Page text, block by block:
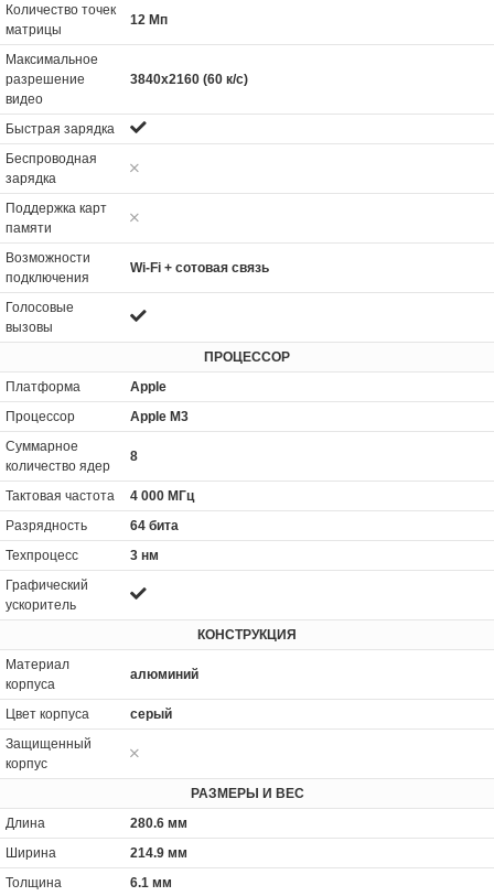
Количество точек
матрицы
12 Мп
Максимальное
разрешение
видео
3840x2160 (60 к/с)
Быстрая зарядка
Беспроводная
зарядка
Поддержка карт
памяти
Возможности
подключения
Wi-Fi + сотовая связь
Голосовые
вызовы
ПРОЦЕССОР
Платформа
Apple
Процессор
Apple M3
Суммарное
количество ядер
8
Тактовая частота
4 000 МГц
Разрядность
64 бита
Техпроцесс
3 нм
Графический
ускоритель
КОНСТРУКЦИЯ
Материал
корпуса
алюминий
Цвет корпуса
серый
Защищенный
корпус
РАЗМЕРЫ И ВЕС
Длина
280.6 мм
Ширина
214.9 мм
Толщина
6.1 мм